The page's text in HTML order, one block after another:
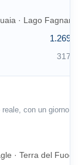
· Lago Fagnano
1.269 €
317 €
con un giorno di
· Terra del Fuoco